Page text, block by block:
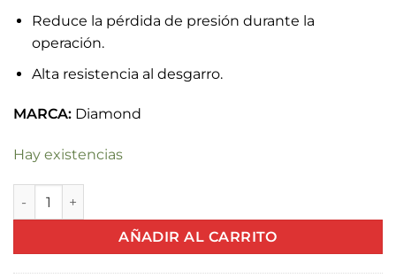
Reduce la pérdida de presión durante la
operación.
Alta resistencia al desgarro.
MARCA: Diamond
Hay existencias
NEUMATICO MOTO 275/300 16 TR4 DIAMOND cantidad
AÑADIR AL CARRITO